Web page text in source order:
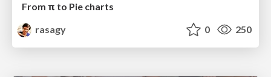
From π to Pie charts
rasagy
0 250